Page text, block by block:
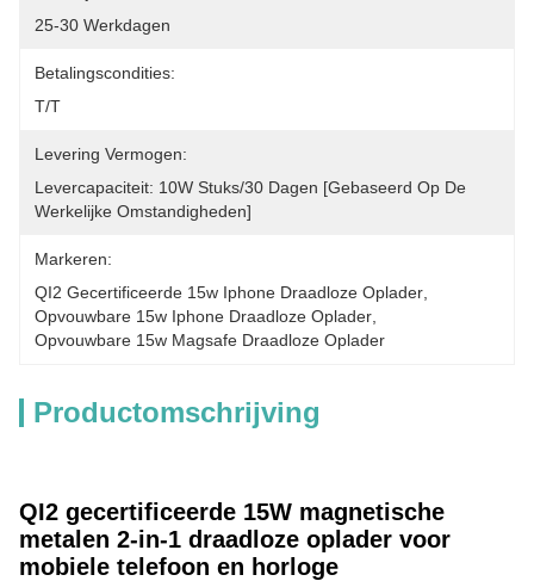
25-30 Werkdagen
Betalingscondities:
T/T
Levering Vermogen:
Levercapaciteit: 10W Stuks/30 Dagen [gebaseerd Op De
Werkelijke Omstandigheden]
Markeren:
QI2 Gecertificeerde 15w Iphone Draadloze Oplader
Opvouwbare 15w Iphone Draadloze Oplader
Opvouwbare 15w Magsafe Draadloze Oplader
Productomschrijving
QI2 gecertificeerde 15W magnetische
metalen 2-in-1 draadloze oplader voor
mobiele telefoon en horloge